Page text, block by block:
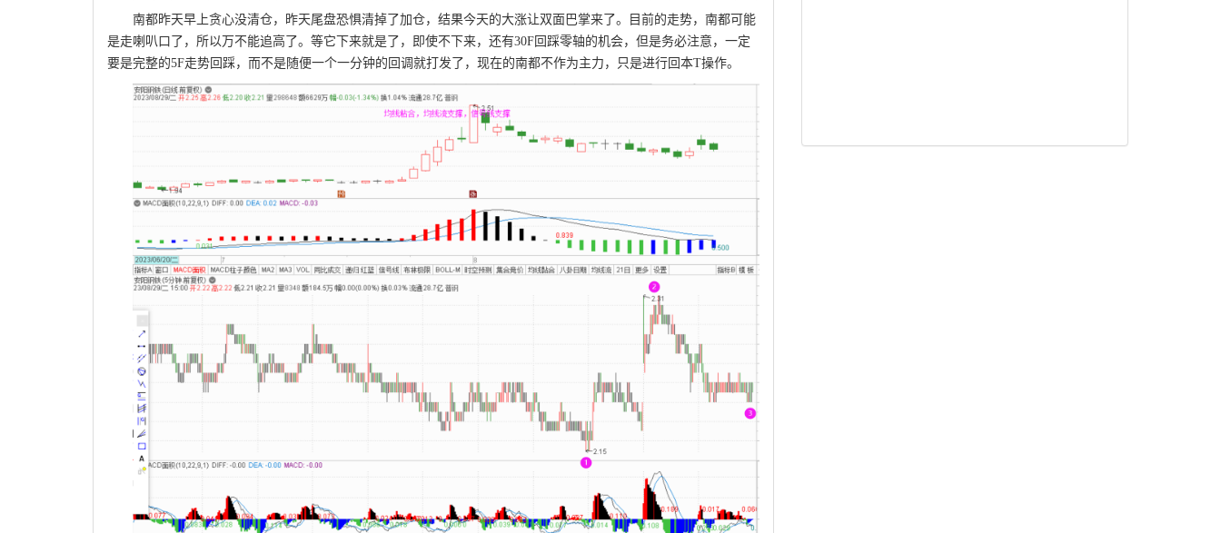
南都昨天早上贪心没清仓，昨天尾盘恐惧清掉了加仓，结果今天的大涨让双面巴掌来了。目前的走势，南都可能
是走喇叭口了，所以万不能追高了。等它下来就是了，即使不下来，还有30F回踩零轴的机会，但是务必注意，一定
要是完整的5F走势回踩，而不是随便一个一分钟的回调就打发了，现在的南都不作为主力，只是进行回本T操作。